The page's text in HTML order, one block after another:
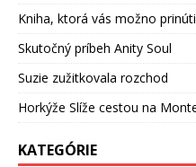
Kniha, ktorá vás možno
Skutočný príbeh Anity Soul
Suzie zužitkovala rozchod
Horkýže Slíže cestou na
KATEGÓRIE